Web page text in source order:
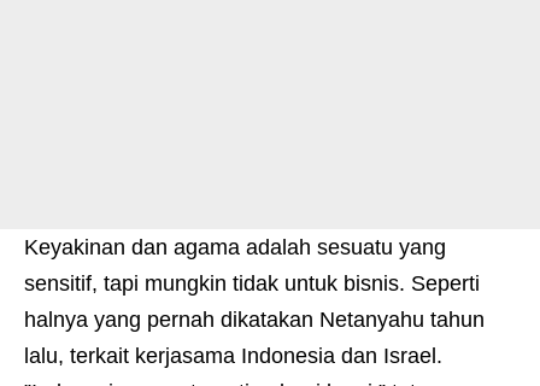
Keyakinan dan agama adalah sesuatu yang
sensitif, tapi mungkin tidak untuk bisnis. Seperti
halnya yang pernah dikatakan Netanyahu tahun
lalu, terkait kerjasama Indonesia dan Israel.